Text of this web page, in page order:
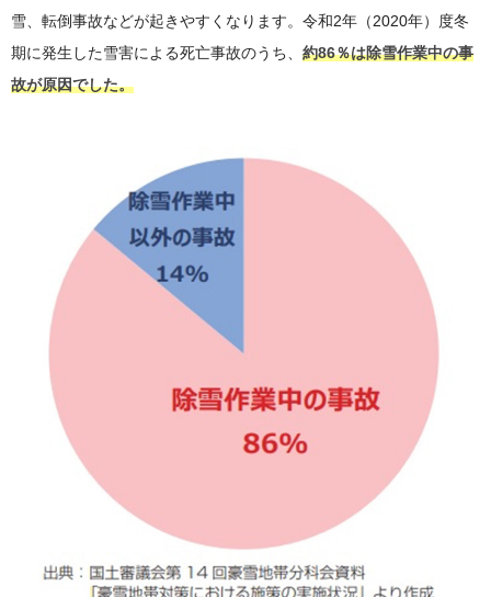
雪、転倒事故などが起きやすくなります。令和2年（2020年）度冬
期に発生した雪害による死亡事故のうち、 約86％は除雪作業中の事
故が原因でした。